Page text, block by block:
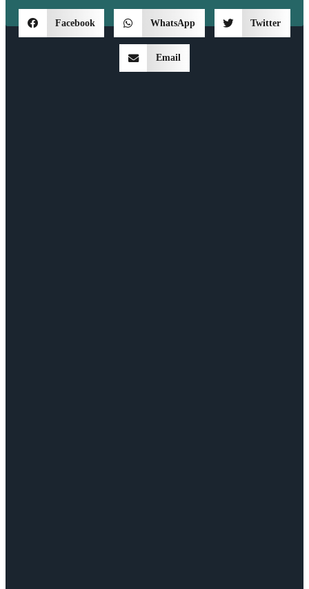
Facebook WhatsApp Twitter
Email